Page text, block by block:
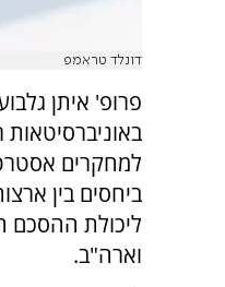
דונלד טראמפ
פרופ' איתן
באוניברסיטאות
למחקרים
ביחסים בין
ליכולת
וארה"ב.